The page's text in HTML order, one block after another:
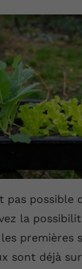
pas possible
la
premières
sont déjà